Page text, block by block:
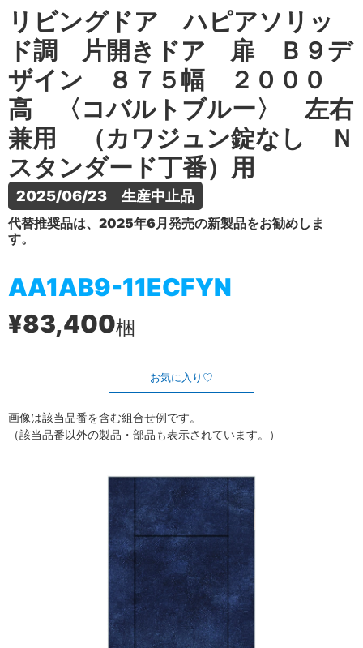
リビングドア ハピアソリッ
ド調 片開きドア 扉 Ｂ９デ
ザイン ８７５幅 ２０００
高 〈コバルトブルー〉 左右
兼用 （カワジュン錠なし Ｎ
スタンダード丁番）用
2025/06/23　生産中止品
代替推奨品は、2025年6月発売の新製品をお勧めしま
す。
AA1AB9-11ECFYN
¥83,400梱
お気に入り
画像は該当品番を含む組合せ例です。
（該当品番以外の製品・部品も表示されています。）